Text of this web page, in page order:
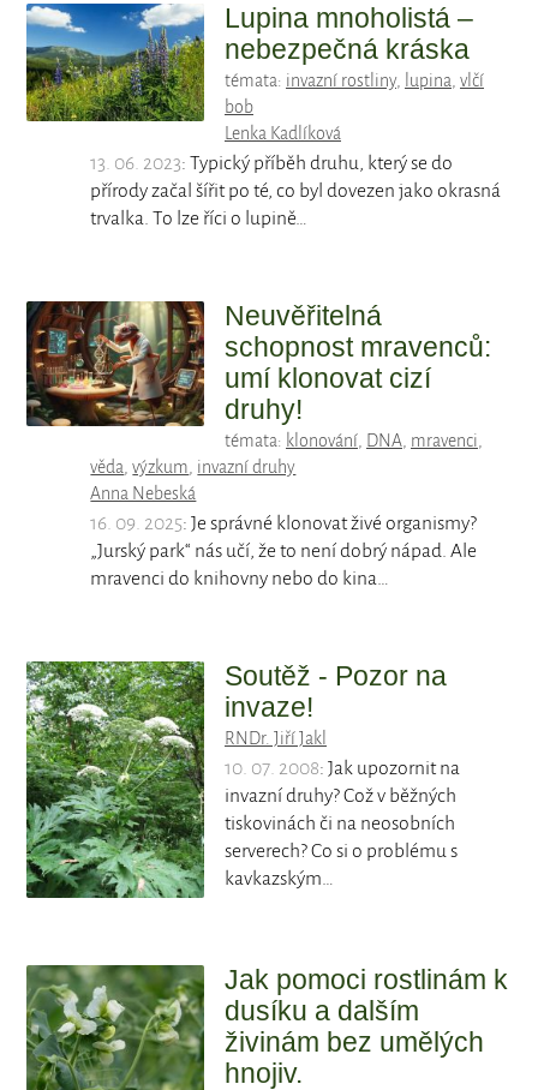
Lupina mnoholistá –
nebezpečná kráska
témata: invazní rostliny, lupina vlčí
bob
Lenka Kadlíková
13. 06. 2023: Typický příběh druhu, který se do
přírody začal šířit po té, co byl dovezen jako okrasná
trvalka. To lze říci o lupině…
Neuvěřitelná
schopnost mravenců:
umí klonovat cizí
druhy!
témata: klonování DNA mravenci
věda ,výzkum invazní druhy
Anna Nebeská
16. 09. 2025: Je správné klonovat živé organismy?
„Jurský park“ nás učí, že to není dobrý nápad. Ale
mravenci do knihovny nebo do kina…
Soutěž - Pozor na
invaze!
RNDr. Jiří Jakl
10. 07. 2008: Jak upozornit na
invazní druhy? Což v běžných
tiskovinách či na neosobních
serverech? Co si o problému s
kavkazským…
Jak pomoci rostlinám k
dusíku a dalším
živinám bez umělých
hnojiv.